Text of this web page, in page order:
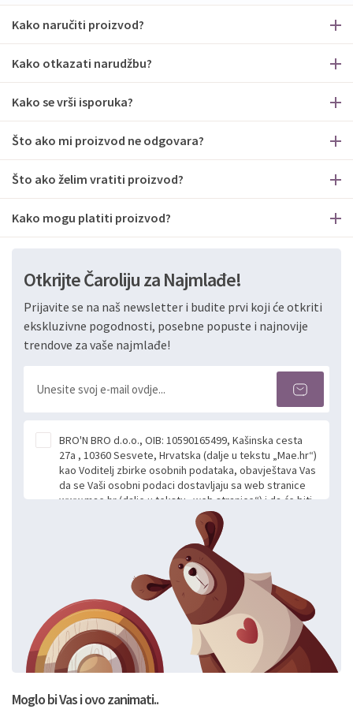
Kako naručiti proizvod?
Kako otkazati narudžbu?
Kako se vrši isporuka?
Što ako mi proizvod ne odgovara?
Što ako želim vratiti proizvod?
Kako mogu platiti proizvod?
Otkrijte Čaroliju za Najmlađe!
Prijavite se na naš newsletter i budite prvi koji će otkriti
ekskluzivne pogodnosti, posebne popuste i najnovije
trendove za vaše najmlađe!
BRO'N BRO d.o.o., OIB: 10590165499, Kašinska cesta
27a , 10360 Sesvete, Hrvatska (dalje u tekstu „Mae.hr“)
kao Voditelj zbirke osobnih podataka, obavještava Vas
da se Vaši osobni podaci dostavljaju sa web stranice
www.mae.hr (dalje u tekstu „web stranice“) i da će biti
obrađeni. Prihvaćanjem ove Izjave smatra se da
slobodno i izričito dajete privolu za prikupljanje i daljnju
obradu Vaših osobnih podataka koje ustupate Mae.hr
putem ovih web stranica u svrhu odgovora i daljnje
komunikacije na Vaš upit poslan kroz kontakt obrazac.
Radi se o dobrovoljnom davanju podataka te ovu
Izjavu niste dužni prihvatiti odnosno niste dužni unositi
svoje osobne podatke u jednu od prijavnih
formi/obrazaca dostupnih na ovim web stranicama.
BRO'N BRO d.o.o. će s Vašim osobnim podacima
postupati sukladno Općoj uredbi o zaštiti podataka
privatnosti i kolačića koju možete pročitati ovdje i
Moglo bi Vas i ovo zanimati..